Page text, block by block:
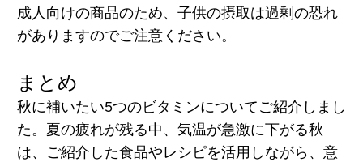
成人向けの商品のため、子供の摂取は過剰の恐れ
がありますのでご注意ください。
まとめ
秋に補いたい5つのビタミンについてご紹介しまし
た。夏の疲れが残る中、気温が急激に下がる秋
は、ご紹介した食品やレシピを活用しながら、意